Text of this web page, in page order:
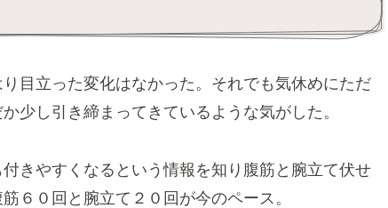
目立った変化はなかった。それでも気休めにただ
少し引き締まってきているような気がした。
きやすくなるという情報を知り腹筋と腕立て伏せ
６０回と腕立て２０回が今のペース。